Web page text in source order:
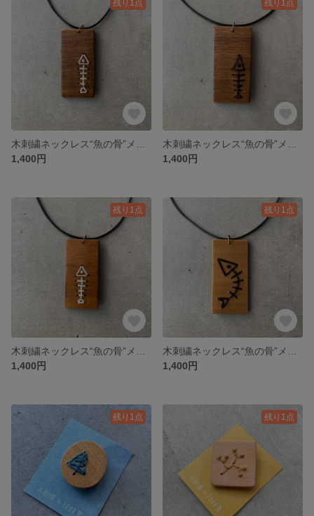
残り1点
1,400円
残り1点
1,400円
残り1点
1,400円
残り1点
1,400円
残り1点 残り1点